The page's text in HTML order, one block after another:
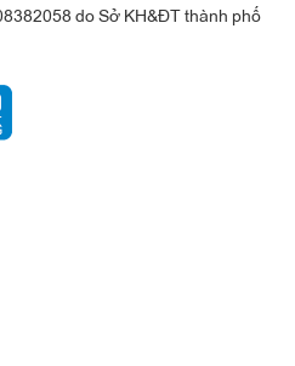
vặn thì đá sẽ tự động rơi xuống
tác đơn giản là bạn đã có sẵn
mát lạnh.
do Sở KH&ĐT thành phố